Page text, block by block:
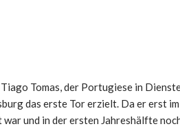
Tomas, der Portugiese in
das erste Tor erzielt. Da er erst
und in der ersten Jahreshälfte